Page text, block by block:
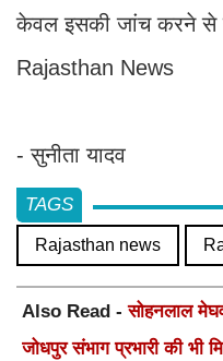
केवल इसकी जांच करने से
Rajasthan News
- सुनीता यादव
TAGS
Rajasthan news
Also Read -सोहनलाल
जोधपुर संभाग प्रभारी की भी